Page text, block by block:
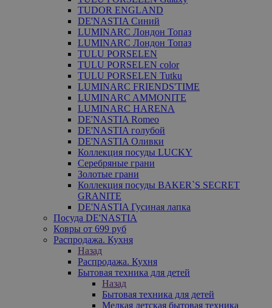
TUDOR ENGLAND
DE'NASTIA Синий
LUMINARC Лондон Топаз
LUMINARC Лондон Топаз
TULU PORSELEN
TULU PORSELEN color
TULU PORSELEN Tutku
LUMINARC FRIENDS'TIME
LUMINARC AMMONITE
LUMINARC HARENA
DE'NASTIA Romeo
DE'NASTIA голубой
DE'NASTIA Оливки
Коллекция посуды LUCKY
Серебряные грани
Золотые грани
Коллекция посуды BAKER`S SECRET
GRANITE
DE'NASTIA Гусиная лапка
Посуда DE'NASTIA
Ковры от 699 руб
Распродажа. Кухня
Назад
Распродажа. Кухня
Бытовая техника для детей
Назад
Бытовая техника для детей
Мелкая детская бытовая техника